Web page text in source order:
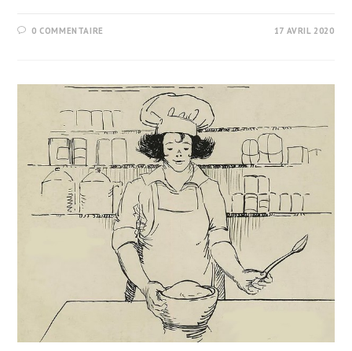
0 COMMENTAIRE 17 AVRIL 2020